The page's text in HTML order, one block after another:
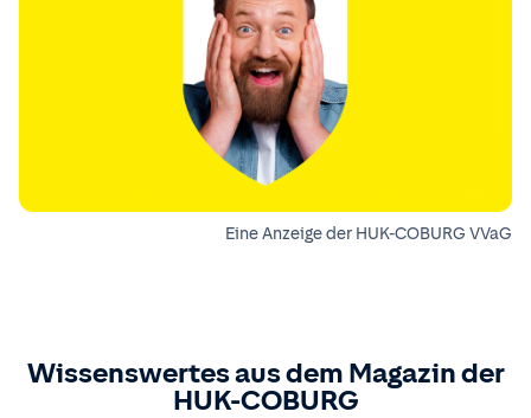
Eine Anzeige der HUK-COBURG VVaG
Wissenswertes aus dem Magazin der
HUK-COBURG